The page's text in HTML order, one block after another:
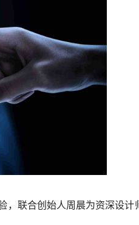
联合创始人周晨为资深设